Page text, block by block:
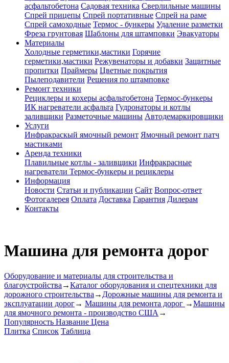
асфальтобетона Садовая техника Сверлильные машины
Спрей прицепы Спрей портативные Спрей на раме
Спрей самоходные Термос - бункеры Удаление разметки
Фреза грунтовая Шаблоны для штамповки Эвакуаторы
Материалы
Холодные герметики,мастики Горячие
герметики,мастики Режувенаторы и добавки Защитные
пропитки Праймеры Цветные покрытия
Пылеподавители Решения по штамповке
Ремонт техники
Рециклеры и кохеры асфальтобетона Термос-бункеры
ИК нагреватели асфальта Гудронаторы и котлы
заливщики Разметочные машины Автодемаркировщики
Услуги
Инфракраскый ямочный ремонт Ямочный ремонт патч
мастиками
Аренда техники
Плавильные котлы - заливщики Инфракрасные
нагреватели Термос-бункеры и рециклеры
Информация
Новости Статьи и публикации Сайт Вопрос-ответ
Фотогалерея Оплата Доставка Гарантия Дилерам
Контакты
Машина для ремонта дорог
Оборудование и материалы для строительства и
благоустройства →Каталог оборудования и спецтехники для
дорожного строительства → Дорожные машины для ремонта и
эксплуатации дорог→ Машины для ремонта дорог →Машины
для ямочного ремонта - производство США →
Популярность Название Цена
Плитка Список Таблица